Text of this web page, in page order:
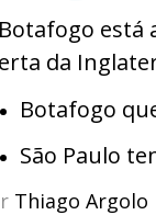
está
da
Botafogo
São Paulo
Thiago Argolo